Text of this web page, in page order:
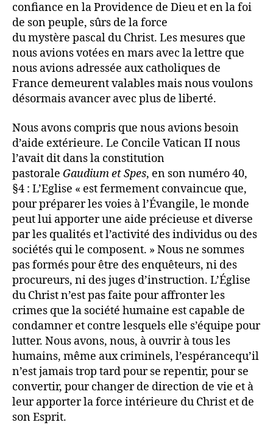
confiance en la Providence de Dieu et en la foi
de son peuple, sûrs de la force
du mystère pascal du Christ. Les mesures que
nous avions votées en mars avec la lettre que
nous avions adressée aux catholiques de
France demeurent valables mais nous voulons
désormais avancer avec plus de liberté.
Nous avons compris que nous avions besoin
d’aide extérieure. Le Concile Vatican II nous
l’avait dit dans la constitution
pastorale Gaudium et Spes, en son numéro 40,
§4 : L’Eglise « est fermement convaincue que,
pour préparer les voies à l’Évangile, le monde
peut lui apporter une aide précieuse et diverse
par les qualités et l’activité des individus ou des
sociétés qui le composent. » Nous ne sommes
pas formés pour être des enquêteurs, ni des
procureurs, ni des juges d’instruction. L’Église
du Christ n’est pas faite pour affronter les
crimes que la société humaine est capable de
condamner et contre lesquels elle s’équipe pour
lutter. Nous avons, nous, à ouvrir à tous les
humains, même aux criminels, l’espérancequ’il
n’est jamais trop tard pour se repentir, pour se
convertir, pour changer de direction de vie et à
leur apporter la force intérieure du Christ et de
son Esprit.